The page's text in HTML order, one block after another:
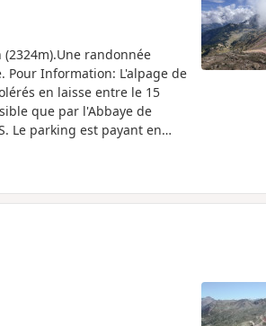
randonnée
Information: L'alpage de
en laisse entre le 15
que par l'Abbaye de
Le parking est payant en